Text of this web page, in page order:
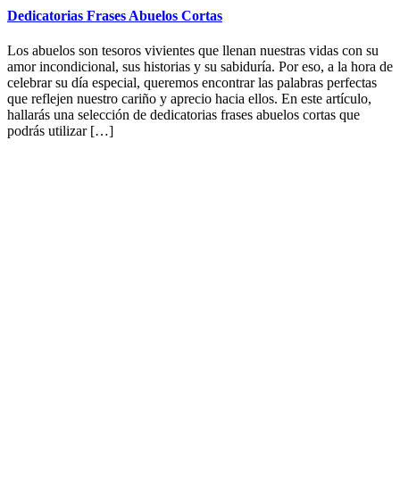
Dedicatorias Frases Abuelos Cortas
Los abuelos son tesoros vivientes que llenan nuestras vidas con su
amor incondicional, sus historias y su sabiduría. Por eso, a la hora de
celebrar su día especial, queremos encontrar las palabras perfectas
que reflejen nuestro cariño y aprecio hacia ellos. En este artículo,
hallarás una selección de dedicatorias frases abuelos cortas que
podrás utilizar […]